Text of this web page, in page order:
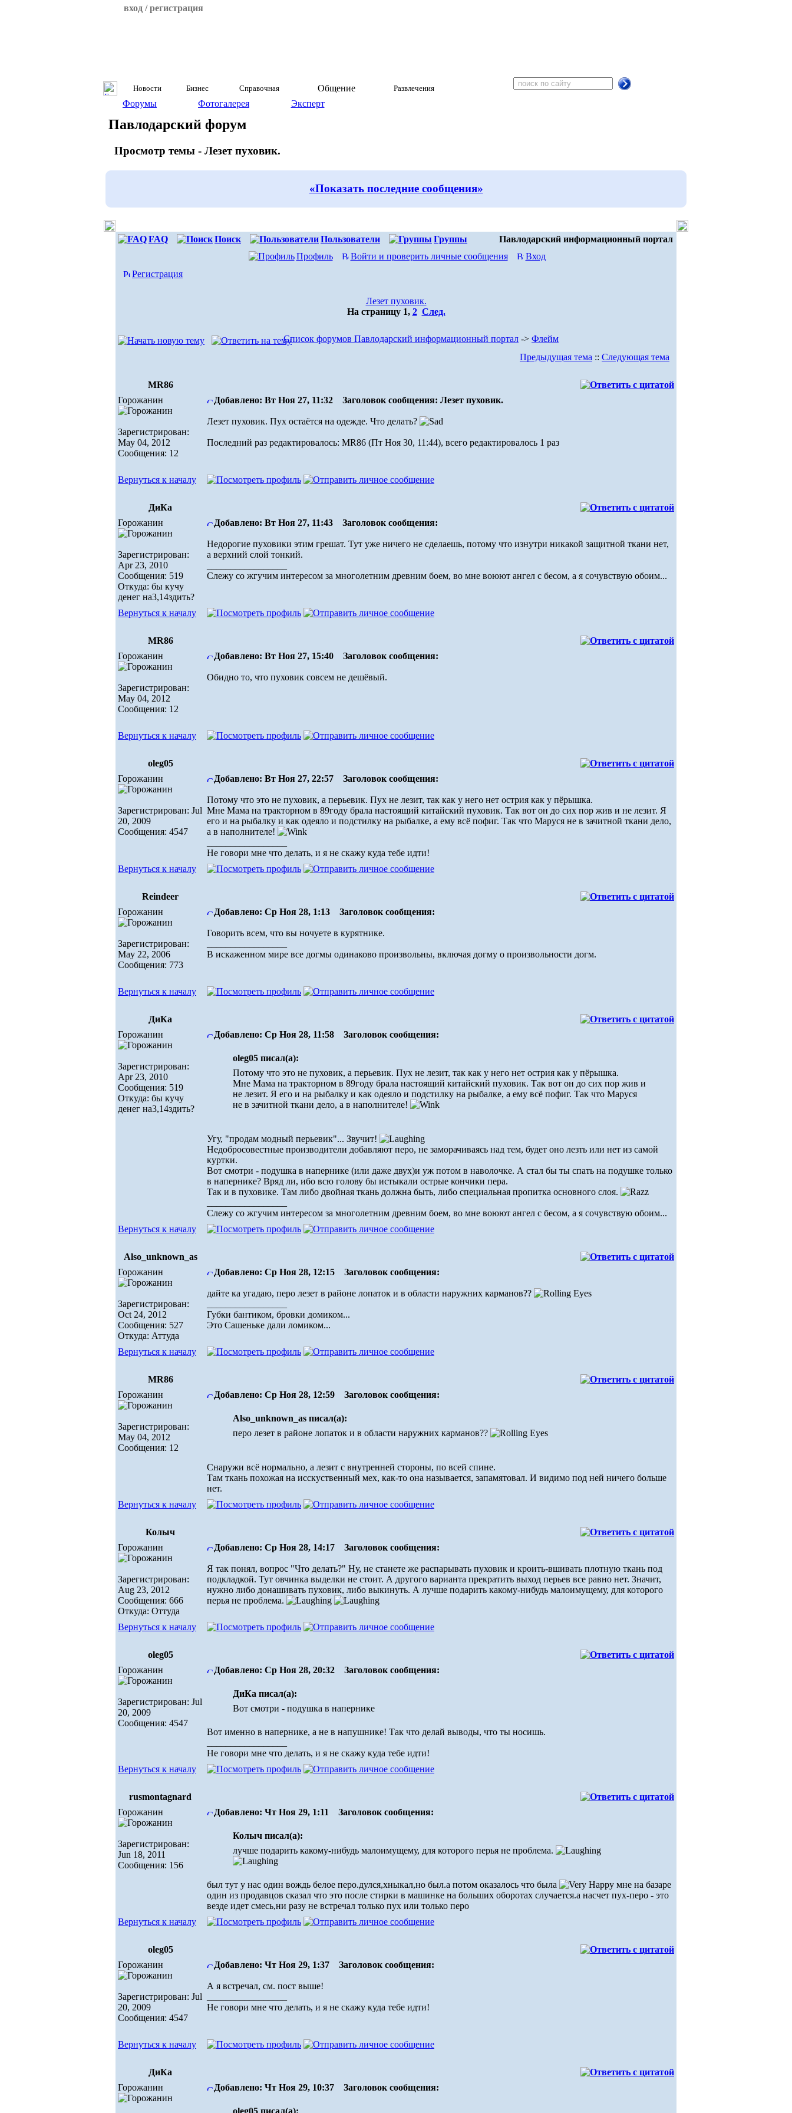
вход / регистрация
Новости Бизнес Справочная Общение Развлечения
Форумы Фотогалерея Эксперт
Павлодарский форум
Просмотр темы - Лезет пуховик.
«Показать последние сообщения»
FAQ Поиск Пользователи Группы
Павлодарский информационный портал
Профиль
Войти и проверить личные сообщения
Вход
Регистрация
Лезет пуховик.
На страницу 1, 2 След.
Список форумов Павлодарский информационный портал -> Флейм
Предыдущая тема :: Следующая тема
MR86
Горожанин
Зарегистрирован:
May 04, 2012
Сообщения: 12
Добавлено: Вт Ноя 27, 11:32 Заголовок сообщения: Лезет пуховик.
Лезет пуховик. Пух остаётся на одежде. Что делать?
Последний раз редактировалось: MR86 (Пт Ноя 30, 11:44), всего редактировалось 1 раз
Вернуться к началу
ДиКа
Горожанин
Зарегистрирован:
Apr 23, 2010
Сообщения: 519
Откуда: бы кучу
денег на3,14здить?
Добавлено: Вт Ноя 27, 11:43 Заголовок сообщения:
Недорогие пуховики этим грешат. Тут уже ничего не сделаешь, потому что изнутри никакой защитной ткани нет,
а верхний слой тонкий.
Слежу со жгучим интересом за многолетним древним боем, во мне воюют ангел с бесом, а я сочувствую обоим...
Вернуться к началу
MR86
Горожанин
Зарегистрирован:
May 04, 2012
Сообщения: 12
Добавлено: Вт Ноя 27, 15:40 Заголовок сообщения:
Обидно то, что пуховик совсем не дешёвый.
Вернуться к началу
oleg05
Горожанин
Зарегистрирован: Jul
20, 2009
Сообщения: 4547
Добавлено: Вт Ноя 27, 22:57 Заголовок сообщения:
Потому что это не пуховик, а перьевик. Пух не лезит, так как у него нет острия как у пёрышка.
Мне Мама на тракторном в 89году брала настоящий китайский пуховик. Так вот он до сих пор жив и не лезит. Я
его и на рыбалку и как одеяло и подстилку на рыбалке, а ему всё пофиг. Так что Маруся не в зачитной ткани дело,
а в наполнителе!
Не говори мне что делать, и я не скажу куда тебе идти!
Вернуться к началу
Reindeer
Горожанин
Зарегистрирован:
May 22, 2006
Сообщения: 773
Добавлено: Ср Ноя 28, 1:13 Заголовок сообщения:
Говорить всем, что вы ночуете в курятнике.
В искаженном миpе все догмы одинаково пpоизвольны, включая догму о пpоизвольности догм.
Вернуться к началу
ДиКа
Горожанин
Зарегистрирован:
Apr 23, 2010
Сообщения: 519
Откуда: бы кучу
денег на3,14здить?
Добавлено: Ср Ноя 28, 11:58 Заголовок сообщения:
oleg05 писал(а):
Потому что это не пуховик, а перьевик. Пух не лезит, так как у него нет острия как у пёрышка.
Мне Мама на тракторном в 89году брала настоящий китайский пуховик. Так вот он до сих пор жив и
не лезит. Я его и на рыбалку и как одеяло и подстилку на рыбалке, а ему всё пофиг. Так что Маруся
не в зачитной ткани дело, а в наполнителе!
Угу, "продам модный перьевик"... Звучит!
Недобросовестные производители добавляют перо, не заморачиваясь над тем, будет оно лезть или нет из самой
куртки.
Вот смотри - подушка в напернике (или даже двух)и уж потом в наволочке. А стал бы ты спать на подушке только
в напернике? Вряд ли, ибо всю голову бы истыкали острые кончики пера.
Так и в пуховике. Там либо двойная ткань должна быть, либо специальная пропитка основного слоя.
Слежу со жгучим интересом за многолетним древним боем, во мне воюют ангел с бесом, а я сочувствую обоим...
Вернуться к началу
Also_unknown_as
Горожанин
Зарегистрирован:
Oct 24, 2012
Сообщения: 527
Откуда: Аттуда
Добавлено: Ср Ноя 28, 12:15 Заголовок сообщения:
дайте ка угадаю, перо лезет в районе лопаток и в области наружних карманов??
Губки бантиком, бровки домиком...
Это Сашеньке дали ломиком...
Вернуться к началу
MR86
Горожанин
Зарегистрирован:
May 04, 2012
Сообщения: 12
Добавлено: Ср Ноя 28, 12:59 Заголовок сообщения:
Also_unknown_as писал(а):
перо лезет в районе лопаток и в области наружних карманов??
Снаружи всё нормально, а лезит с внутренней стороны, по всей спине.
Там ткань похожая на исскуственный мех, как-то она называется, запамятовал. И видимо под ней ничего больше
нет.
Вернуться к началу
Колыч
Горожанин
Зарегистрирован:
Aug 23, 2012
Сообщения: 666
Откуда: Оттуда
Добавлено: Ср Ноя 28, 14:17 Заголовок сообщения:
Я так понял, вопрос "Что делать?" Ну, не станете же распарывать пуховик и кроить-вшивать плотную ткань под
подкладкой. Тут овчинка выделки не стоит. А другого варианта прекратить выход перьев все равно нет. Значит,
нужно либо донашивать пуховик, либо выкинуть. А лучше подарить какому-нибудь малоимущему, для которого
перья не проблема.
Вернуться к началу
oleg05
Горожанин
Зарегистрирован: Jul
20, 2009
Сообщения: 4547
Добавлено: Ср Ноя 28, 20:32 Заголовок сообщения:
ДиКа писал(а):
Вот смотри - подушка в напернике
Вот именно в напернике, а не в напушнике! Так что делай выводы, что ты носишь.
Не говори мне что делать, и я не скажу куда тебе идти!
Вернуться к началу
rusmontagnard
Горожанин
Зарегистрирован:
Jun 18, 2011
Сообщения: 156
Добавлено: Чт Ноя 29, 1:11 Заголовок сообщения:
Колыч писал(а):
лучше подарить какому-нибудь малоимущему, для которого перья не проблема.
был тут у нас один вождь белое перо.дулся,хныкал,но был.а потом оказалось что была
мне на базаре
один из продавцов сказал что это после стирки в машинке на больших оборотах случается.а насчет пух-перо - это
везде идет смесь,ни разу не встречал только пух или только перо
Вернуться к началу
oleg05
Горожанин
Зарегистрирован: Jul
20, 2009
Сообщения: 4547
Добавлено: Чт Ноя 29, 1:37 Заголовок сообщения:
А я встречал, см. пост выше!
Не говори мне что делать, и я не скажу куда тебе идти!
Вернуться к началу
ДиКа
Горожанин
Добавлено: Чт Ноя 29, 10:37 Заголовок сообщения:
oleg05 писал(а):